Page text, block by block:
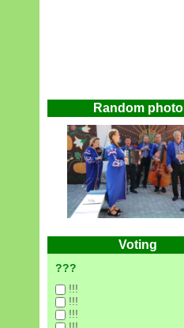
Random photo
Voting
???
!!!
!!!
!!!